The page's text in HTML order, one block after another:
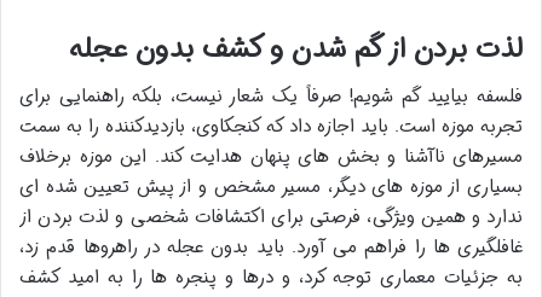
لذت بردن از گم شدن و کشف بدون عجله
فلسفه بیایید گم شویم! صرفاً یک شعار نیست، بلکه راهنمایی برای
تجربه موزه است. باید اجازه داد که کنجکاوی، بازدیدکننده را به سمت
مسیرهای ناآشنا و بخش های پنهان هدایت کند. این موزه برخلاف
بسیاری از موزه های دیگر، مسیر مشخص و از پیش تعیین شده ای
ندارد و همین ویژگی، فرصتی برای اکتشافات شخصی و لذت بردن از
غافلگیری ها را فراهم می آورد. باید بدون عجله در راهروها قدم زد،
به جزئیات معماری توجه کرد، و درها و پنجره ها را به امید کشف